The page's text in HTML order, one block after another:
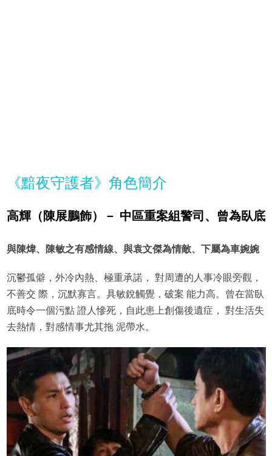
《黯夜守護者》角色簡介
高輝（陳展鵬飾）－ 中區重案組警司、曾為臥底
與陳煒、陳敏之有感情線、與袁文傑為情敵、下屬為車婉婉
沉鬱孤僻，外冷內熱、極重承諾， 對周遭的人事冷眼旁觀，
不善交 際，沉默寡言。具敏銳觸覺，破案 能力高。曾在當臥
底時令一個污點 證人慘死，自此患上創傷後遺症， 對生活失
去熱情，對感情事尤其拖 泥帶水。